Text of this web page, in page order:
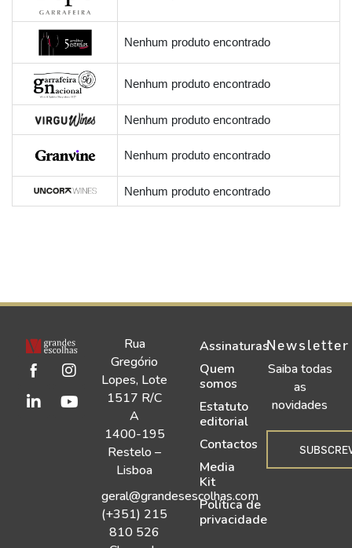
Nenhum produto encontrado
Nenhum produto encontrado
Nenhum produto encontrado
Nenhum produto encontrado
Nenhum produto encontrado
Rua
Gregório
Lopes, Lote
1517 R/C
A
1400-195
Restelo –
Lisboa
geral@grandesescolhas.com
(+351) 215
810 526
Assinaturas
Quem
somos
Estatuto
editorial
Contactos
Media
Kit
Política de
privacidade
Newsletter
Saiba todas
as
novidades